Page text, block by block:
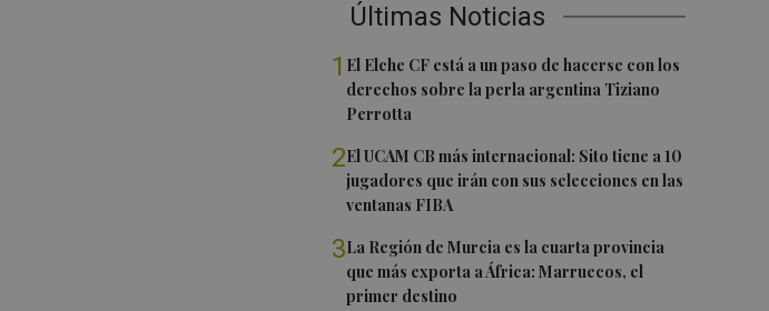
Últimas Noticias
1 El Elche CF está a un paso de hacerse con los
derechos sobre la perla argentina Tiziano
Perrotta
2El UCAM CB más internacional: Sito tiene a 10
jugadores que irán con sus selecciones en las
ventanas FIBA
3La Región de Murcia es la cuarta provincia
que más exporta a África: Marruecos, el
primer destino